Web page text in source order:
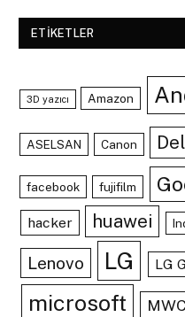
ETIKETLER
3D yazıcı Amazon
ASELSAN Canon
facebook fujifilm
hacker huawei
Lenovo LG LG
microsoft